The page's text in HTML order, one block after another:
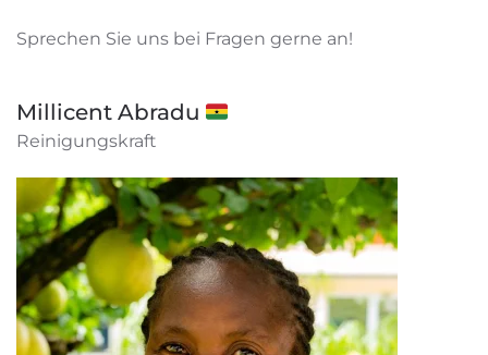
Sprechen Sie uns bei Fragen gerne an!
Millicent Abradu 🇬🇭
Reinigungskraft